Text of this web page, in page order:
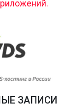
ЗАПИСИ